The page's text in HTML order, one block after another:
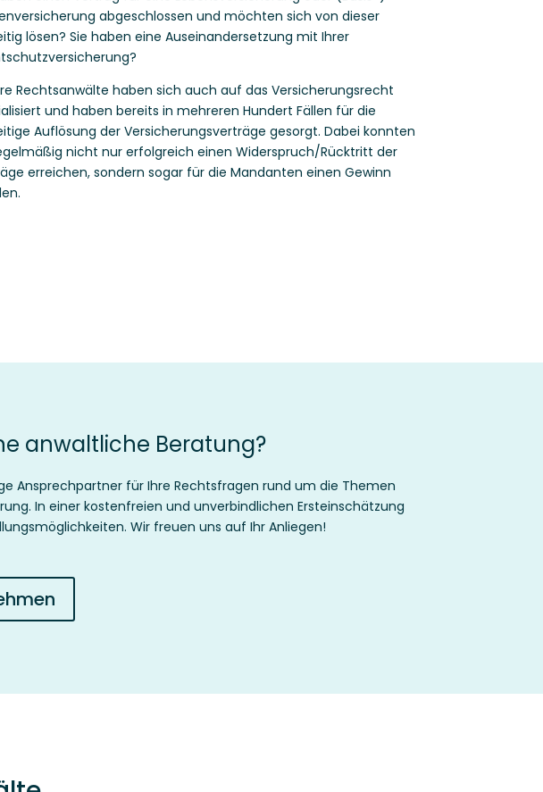
abgeschlossen und möchten sich von dieser
lösen? Sie haben eine Auseinandersetzung mit Ihrer
Rechtsanwälte haben sich auch auf das Versicherungsrecht
und haben bereits in mehreren Hundert Fällen für die
Auflösung der Versicherungsverträge gesorgt. Dabei konnten
nicht nur erfolgreich einen Widerspruch/Rücktritt der
erreichen, sondern sogar für die Mandanten einen Gewinn
anwaltliche Beratung?
Ansprechpartner für Ihre Rechtsfragen rund um die Themen
In einer kostenfreien und unverbindlichen Ersteinschätzung
Wir freuen uns auf Ihr Anliegen!